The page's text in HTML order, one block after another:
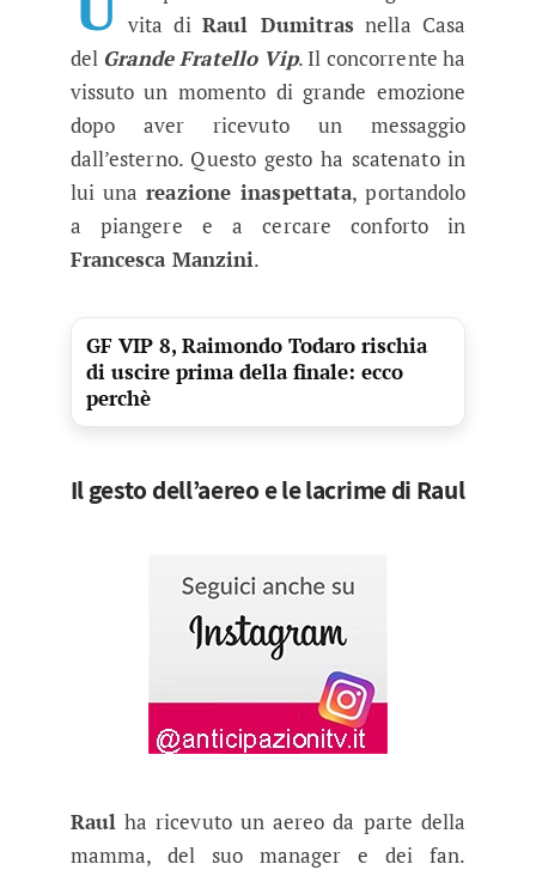
vita diRaul Dumitras nella Casa
del Grande Fratello Vip. Il concorrente ha
vissuto un momento di grande emozione
dopo aver ricevuto un messaggio
dall’esterno. Questo gesto ha scatenato in
lui unareazione inaspettata, portandolo
a piangere e a cercare conforto in
Francesca Manzini.
GF VIP 8, Raimondo Todaro rischia
di uscire prima della finale: ecco
perchè
Il gesto dell’aereo e le lacrime di Raul
Raulha ricevuto un aereo da parte della
mamma, del suo manager e dei fan.